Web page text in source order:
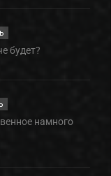
будет?
намного